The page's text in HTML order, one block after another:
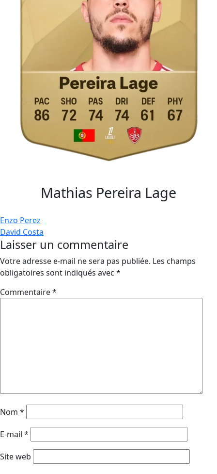
Mathias Pereira Lage
Navigation
de
l’article
Enzo Perez
David Costa
Laisser un commentaire
Votre adresse e-mail ne sera pas publiée. Les champs
obligatoires sont indiqués avec *
Commentaire*
Nom *
E-mail *
Site web